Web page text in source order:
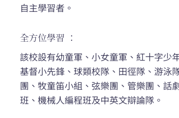
自主學習者。
全方位學習 ：
該校設有幼童軍、小女童軍、紅十字少
基督小先鋒、球類校隊、田徑隊、游泳
團、牧童笛小組、弦樂團、管樂團、話
班、機械人編程班及中英文辯論隊。